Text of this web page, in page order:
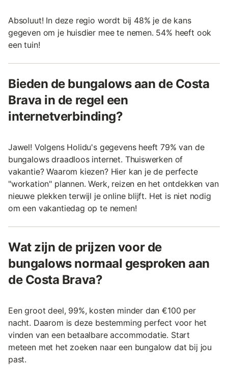
Absoluut! In deze regio wordt bij 48% je de kans
gegeven om je huisdier mee te nemen. 54% heeft ook
een tuin!
Bieden de bungalows aan de Costa
Brava in de regel een
internetverbinding?
Jawel! Volgens Holidu's gegevens heeft 79% van de
bungalows draadloos internet. Thuiswerken of
vakantie? Waarom kiezen? Hier kan je de perfecte
"workation" plannen. Werk, reizen en het ontdekken van
nieuwe plekken terwijl je online blijft. Het is niet nodig
om een vakantiedag op te nemen!
Wat zijn de prijzen voor de
bungalows normaal gesproken aan
de Costa Brava?
Een groot deel, 99%, kosten minder dan €100 per
nacht. Daarom is deze bestemming perfect voor het
vinden van een betaalbare accommodatie. Start
meteen met het zoeken naar een bungalow dat bij jou
past.